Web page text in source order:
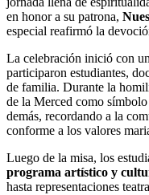
en honor a su patrona,
especial reafirmó la
La celebración inició con
participaron estudiantes,
de familia. Durante la
de la Merced como
demás, recordando a la
conforme a los valores
Luego de la misa, los
programa artístico y
hasta representaciones